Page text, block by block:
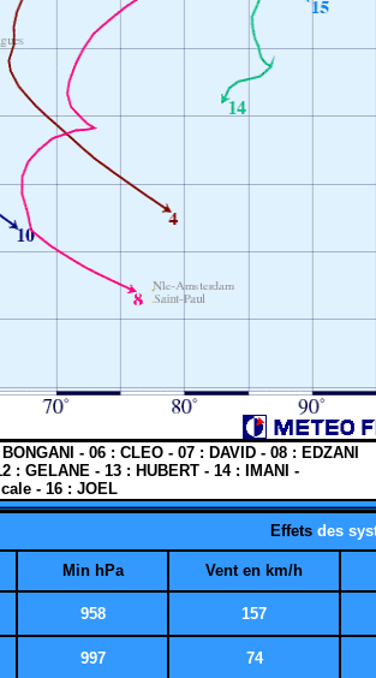
- 06 : CLEO - 07 : DAVID - 08 : EDZANI
: GELANE - 13 : HUBERT - 14 : IMANI -
- 16 : JOEL
Effetsdes
Min hPa Vent en km/h
958 157
997 74